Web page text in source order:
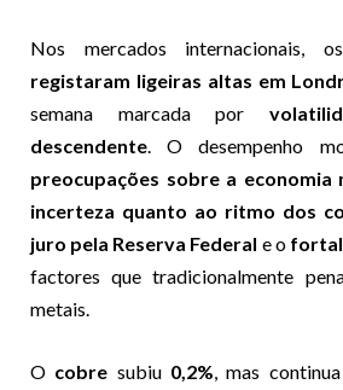
Nos mercados internacionais,
registaram ligeiras altas em
semana marcada por
descendente . O desempenho
preocupações sobre a economia
incerteza quanto ao ritmo dos
juro pela Reserva Federal e o
factores que tradicionalmente
metais.
O cobre subiu 0,2% , mas